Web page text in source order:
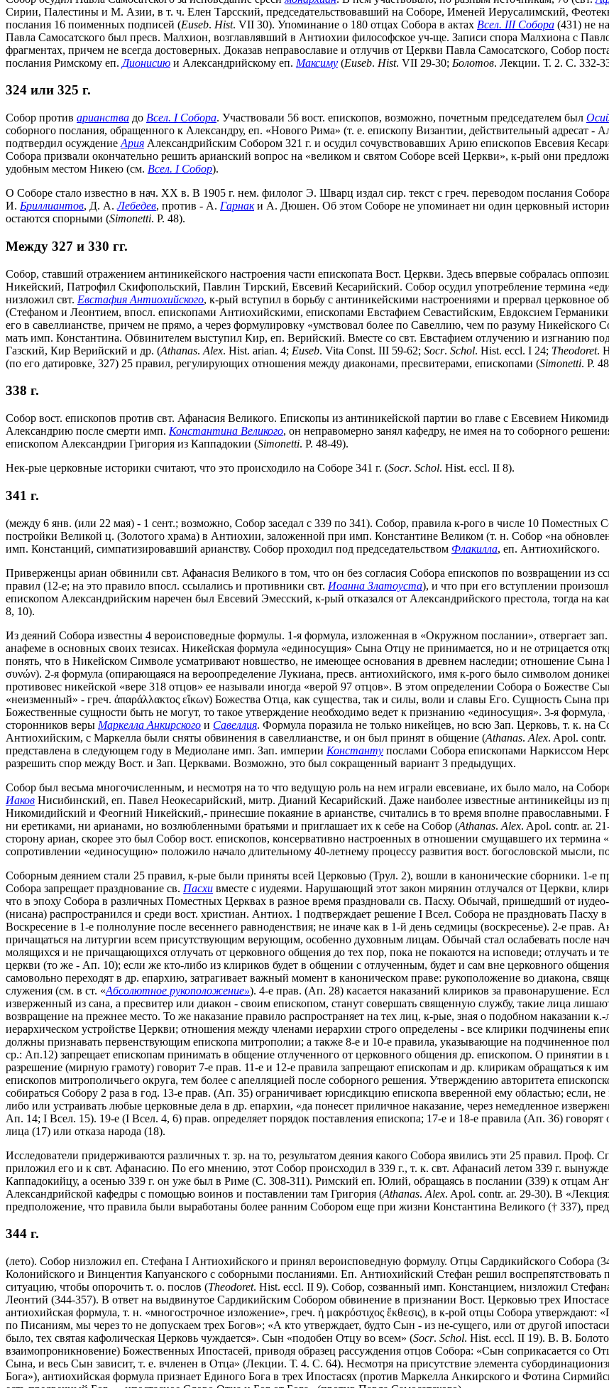
Сирии, Палестины и М. Азии, в т. ч. Елен Тарсский, председательствовавший на Соборе, Именей Иерусалимский,
послания 16 поименных подписей (Euseb. Hist. VII 30). Упоминание о 180 отцах Собора в актах Всел. III Собора (431) не
Павла Самосатского был пресв. Малхион, возглавлявший в Антиохии философское уч-ще. Записи спора Малхиона с
фрагментах, причем не всегда достоверных. Доказав неправославие и отлучив от Церкви Павла Самосатского, Собор
послания Римскому еп. Дионисию и Александрийскому еп. Максиму (Euseb. Hist. VII 29-30; Болотов. Лекции. Т. 2. С. 332-
324 или 325 г.
Собор против арианства до Всел. I Собора. Участвовали 56 вост. епископов, возможно, почетным председателем был
соборного послания, обращенного к Александру, еп. «Нового Рима» (т. е. епископу Византии, действительный адресат -
подтвердил осуждение Ария Александрийским Собором 321 г. и осудил сочувствовавших Арию епископов Евсевия
Собора призвали окончательно решить арианский вопрос на «великом и святом Соборе всей Церкви», к-рый они
удобным местом Никею (см. Всел. I Собор).
О Соборе стало известно в нач. XX в. В 1905 г. нем. филолог Э. Шварц издал сир. текст с греч. переводом послания
И. Бриллиантов, Д. А.Лебедев, против - А. Гарнаки А. Дюшен. Об этом Соборе не упоминает ни один церковный
остаются спорными (Simonetti. P. 48).
Между 327 и 330 гг.
Собор, ставший отражением антиникейского настроения части епископата Вост. Церкви. Здесь впервые собралась
Никейский, Патрофил Скифопольский, Павлин Тирский, Евсевий Кесарийский. Собор осудил употребление термина
низложил свт. Евстафия Антиохийского, к-рый вступил в борьбу с антиникейскими настроениями и прервал
(Стефаном и Леонтием, впосл. епископами Антиохийскими, епископами Евстафием Севастийским, Евдоксием
его в савеллианстве, причем не прямо, а через формулировку «умствовал более по Савеллию, чем по разуму
мать имп. Константина. Обвинителем выступил Кир, еп. Верийский. Вместе со свт. Евстафием отлучению и изгнанию
Газский, Кир Верийский и др. (Athanas. Alex. Hist. arian. 4; Euseb. Vita Const. III 59-62; Socr. Schol. Hist. eccl. I 24; Theodoret.
(по его датировке, 327) 25 правил, регулирующих отношения между диаконами, пресвитерами, епископами (Simonetti. P.
338 г.
Собор вост. епископов против свт. Афанасия Великого. Епископы из антиникейской партии во главе с Евсевием
Александрию после смерти имп. Константина Великого, он неправомерно занял кафедру, не имея на то соборного
епископом Александрии Григория из Каппадокии (Simonetti. P. 48-49).
Нек-рые церковные историки считают, что это происходило на Соборе 341 г. (Socr. Schol. Hist. eccl. II 8).
341 г.
(между 6 янв. (или 22 мая) - 1 сент.; возможно, Собор заседал с 339 по 341). Собор, правила к-рого в числе 10
постройки Великой ц. (Золотого храма) в Антиохии, заложенной при имп. Константине Великом (т. н. Собор «на
имп. Констанций, симпатизировавший арианству. Собор проходил под председательством Флакилла, еп. Антиохийского.
Приверженцы ариан обвинили свт. Афанасия Великого в том, что он без согласия Собора епископов по возвращении из
правил (12-е; на это правило впосл. ссылались и противники свт. Иоанна Златоуста), и что при его вступлении
епископом Александрийским наречен был Евсевий Эмесский, к-рый отказался от Александрийского престола, тогда на
8, 10).
Из деяний Собора известны 4 вероисповедные формулы. 1-я формула, изложенная в «Окружном послании», отвергает зап.
анафеме в основных своих тезисах. Никейская формула «единосущия» Сына Отцу не принимается, но и не отрицается
понять, что в Никейском Символе усматривают новшество, не имеющее основания в древнем наследии; отношение
συνών). 2-я формула (опирающаяся на вероопределение Лукиана, пресв. антиохийского, имя к-рого было символом
противовес никейской «вере 318 отцов» ее называли иногда «верой 97 отцов». В этом определении Собора о Божестве
«неизменный» - греч. ἀπαράλλακτος εἴκων) Божества Отца, как существа, так и силы, воли и славы Его. Сущность Сына
Божественные сущности быть не могут, то такое утверждение необходимо ведет к признанию «единосущия». 3-я
сторонников веры Маркелла Анкирского и Савеллия. Формула поразила не только никейцев, но всю Зап. Церковь, т. к. на
Антиохийским, с Маркелла были сняты обвинения в савеллианстве, и он был принят в общение (Athanas. Alex. Apol.
представлена в следующем году в Медиолане имп. Зап. империи Константу послами Собора епископами Наркиссом
разрешить спор между Вост. и Зап. Церквами. Возможно, это был сокращенный вариант 3 предыдущих.
Собор был весьма многочисленным, и несмотря на то что ведущую роль на нем играли евсевиане, их было мало, на
Иаков Нисибинский, еп. Павел Неокесарийский, митр. Дианий Кесарийский. Даже наиболее известные антиникейцы из
Никомидийский и Феогний Никейский,- принесшие покаяние в арианстве, считались в то время вполне
ни еретиками, ни арианами, но возлюбленными братьями и приглашает их к себе на Собор (Athanas. Alex. Apol. contr. ar.
сторону ариан, скорее это был Собор вост. епископов, консервативно настроенных в отношении смущавшего их
сопротивлении «единосущию» положило начало длительному 40-летнему процессу развития вост. богословской
Соборным деянием стали 25 правил, к-рые были приняты всей Церковью (Трул. 2), вошли в канонические сборники. 1-е
Собора запрещает празднование св. Пасхи вместе с иудеями. Нарушающий этот закон мирянин отлучался от Церкви,
что в эпоху Собора в различных Поместных Церквах в разное время праздновали св. Пасху. Обычай, пришедший от
(нисана) распространился и среди вост. христиан. Антиох. 1 подтверждает решение I Всел. Собора не праздновать Пасху
Воскресение в 1-е полнолуние после весеннего равноденствия; не иначе как в 1-й день седмицы (воскресенье). 2-е
причащаться на литургии всем присутствующим верующим, особенно духовным лицам. Обычай стал ослабевать после
молящихся и не причащающихся отлучать от церковного общения до тех пор, пока не покаются на исповеди; отлучать
церкви (то же - Ап. 10); если же кто-либо из клириков будет в общении с отлученным, будет и сам вне церковного
самовольно переходят в др. епархию, затрагивает важный момент в каноническом праве: рукоположение во диакона,
служения (см. в ст. «Абсолютное рукоположение»). 4-е прав. (Ап. 28) касается наказаний клириков за правонарушение.
изверженный из сана, а пресвитер или диакон - своим епископом, станут совершать священную службу, такие лица
возвращение на прежнее место. То же наказание правило распространяет на тех лиц, к-рые, зная о подобном наказании
иерархическом устройстве Церкви; отношения между членами иерархии строго определены - все клирики подчинены
должны признавать первенствующим епископа митрополии; а также 8-е и 10-е правила, указывающие на подчиненное
ср.: Ап.12) запрещает епископам принимать в общение отлученного от церковного общения др. епископом. О принятии
разрешение (мирную грамоту) говорит 7-е прав. 11-е и 12-е правила запрещают епископам и др. клирикам обращаться к
епископов митрополичьего округа, тем более с апелляцией после соборного решения. Утверждению авторитета
собираться Собору 2 раза в год. 13-е прав. (Ап. 35) ограничивает юрисдикцию епископа вверенной ему областью; если,
либо или устраивать любые церковные дела в др. епархии, «да понесет приличное наказание, через немедленное
Ап. 14; I Всел. 15). 19-е (I Всел. 4, 6) прав. определяет порядок поставления епископа; 17-е и 18-е правила (Ап. 36) говорят
лица (17) или отказа народа (18).
Исследователи придерживаются различных т. зр. на то, результатом деяния какого Собора явились эти 25 правил. Проф.
приложил его и к свт. Афанасию. По его мнению, этот Собор происходил в 339 г., т. к. свт. Афанасий летом 339 г.
Каппадокийцу, а осенью 339 г. он уже был в Риме (С. 308-311). Римский еп. Юлий, обращаясь в послании (339) к отцам
Александрийской кафедры с помощью воинов и поставлении там Григория (Athanas. Alex. Apol. contr. ar. 29-30). В
предположение, что правила были выработаны более ранним Собором еще при жизни Константина Великого († 337),
344 г.
(лето). Собор низложил еп. Стефана I Антиохийского и принял вероисповедную формулу. Отцы Сардикийского Собора
Колонийского и Винцентия Капуанского с соборными посланиями. Еп. Антиохийский Стефан решил воспрепятствовать
ситуацию, чтобы опорочить т. о. послов (Theodoret. Hist. eccl. II 9). Собор, созванный имп. Констанцием, низложил
Леонтий (344-357). В ответ на выдвинутое Сардикийским Собором обвинение в признании Вост. Церковью трех
антиохийская формула, т. н. «многострочное изложение», греч. ἡ μακρόστιχος ἔκθεσις), в к-рой отцы Собора
по Писаниям, мы через то не допускаем трех Богов»; «А кто утверждает, будто Сын - из не-сущего, или от другой
было, тех святая кафолическая Церковь чуждается». Сын «подобен Отцу во всем» (Socr. Schol. Hist. eccl. II 19). В. В.
взаимопроникновение) Божественных Ипостасей, приводя образец рассуждения отцов Собора: «Сын соприкасается со
Сына, и весь Сын зависит, т. е. вчленен в Отца» (Лекции. Т. 4. С. 64). Несмотря на присутствие элемента
Бога»), антиохийская формула признает Единого Бога в трех Ипостасях (против Маркелла Анкирского и Фотина